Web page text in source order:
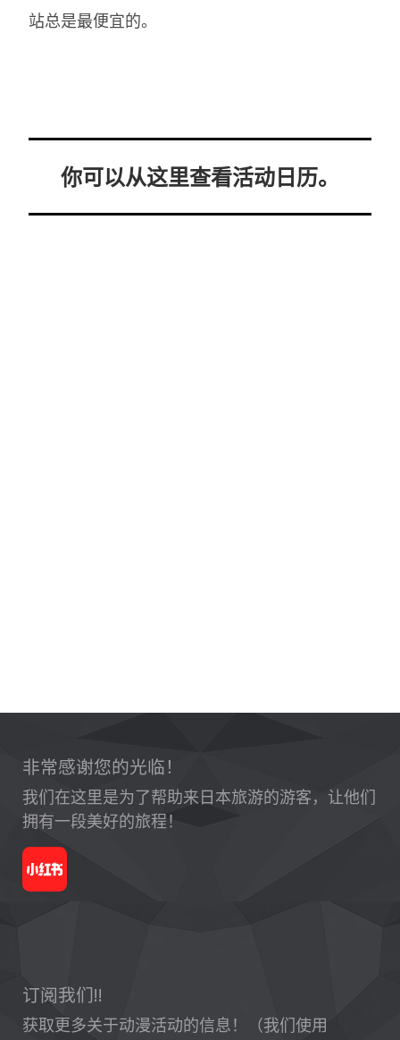
站总是最便宜的。
你可以从这里查看活动日历。
非常感谢您的光临！
我们在这里是为了帮助来日本旅游的游客，让他们
拥有一段美好的旅程！
订阅我们!!
获取更多关于动漫活动的信息！（我们使用